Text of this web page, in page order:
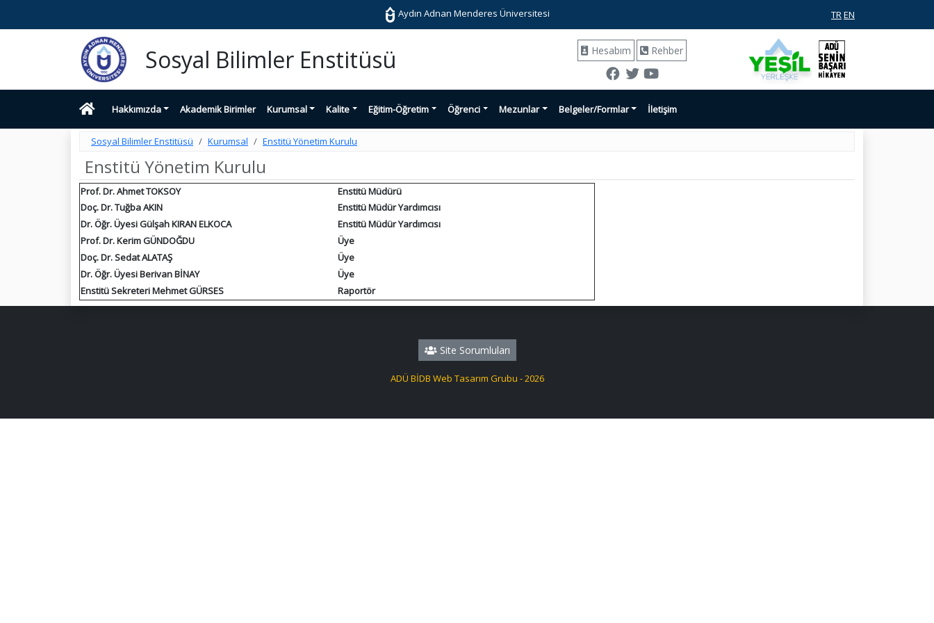
Aydın Adnan Menderes Üniversitesi TR EN
Sosyal Bilimler Enstitüsü Hesabım Rehber
Hakkımızda Akademik Birimler Kurumsal Kalite Eğitim-Öğretim Öğrenci Mezunlar Belgeler/Formlar İletişim
Sosyal Bilimler Enstitüsü Kurumsal Enstitü Yönetim Kurulu
Enstitü Yönetim Kurulu
Prof. Dr. Ahmet TOKSOY
Enstitü Müdürü
Doç. Dr. Tuğba AKIN
Enstitü Müdür Yardımcısı
Dr. Öğr. Üyesi Gülşah KIRAN ELKOCA
Enstitü Müdür Yardımcısı
Prof. Dr. Kerim GÜNDOĞDU
Üye
Doç. Dr. Sedat ALATAŞ
Üye
Dr. Öğr. Üyesi Berivan BİNAY
Üye
Enstitü Sekreteri Mehmet GÜRSES
Raportör
Site Sorumluları
ADÜ BİDB Web Tasarım Grubu - 2026